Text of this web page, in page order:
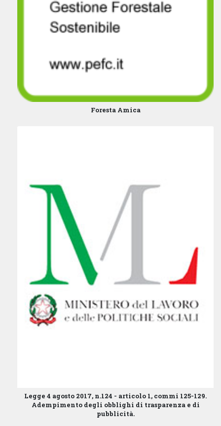
Foresta Amica
Legge 4 agosto 2017, n.124 - articolo 1, commi 125-129.
Adempimento degli obblighi di trasparenza e di
pubblicità.